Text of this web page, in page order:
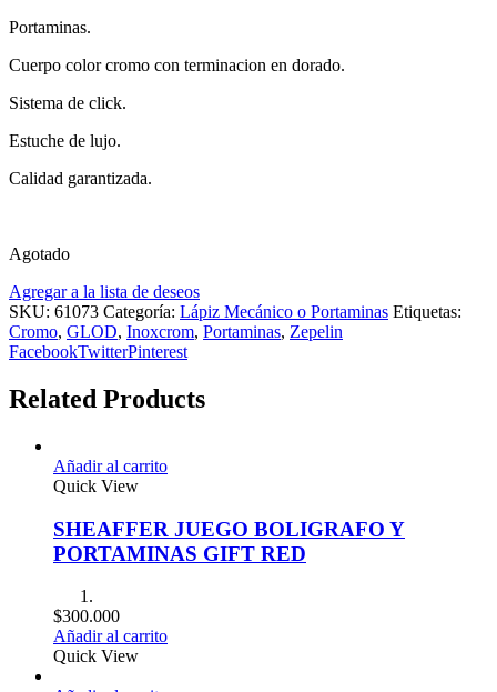
Portaminas.
Cuerpo color cromo con terminacion en dorado.
Sistema de click.
Estuche de lujo.
Calidad garantizada.
Agotado
Agregar a la lista de deseos
SKU: 61073 Categoría: Lápiz Mecánico o Portaminas Etiquetas:
Cromo, GLOD, Inoxcrom, Portaminas, Zepelin
FacebookTwitterPinterest
Related Products
Añadir al carrito
Quick View
SHEAFFER JUEGO BOLIGRAFO Y
PORTAMINAS GIFT RED
$300.000
Añadir al carrito
Quick View